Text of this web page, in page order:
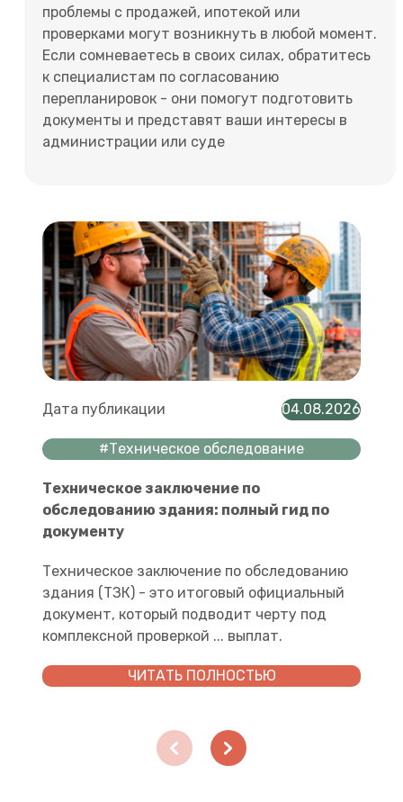
проблемы с продажей, ипотекой или
проверками могут возникнуть в любой момент.
Если сомневаетесь в своих силах, обратитесь
к специалистам по согласованию
перепланировок - они помогут подготовить
документы и представят ваши интересы в
администрации или суде
Дата публикации 04.08.2026
#Техническое обследование
Техническое заключение по
обследованию здания: полный гид по
документу
Техническое заключение по обследованию
здания (ТЗК) - это итоговый официальный
документ, который подводит черту под
комплексной проверкой ... выплат.
ЧИТАТЬ ПОЛНОСТЬЮ